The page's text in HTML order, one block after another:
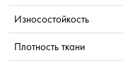
Износостойкость
Плотность ткани